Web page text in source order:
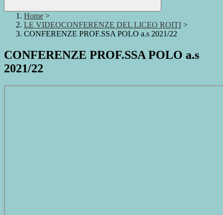
Home >
LE VIDEOCONFERENZE DEL LICEO ROITI >
CONFERENZE PROF.SSA POLO a.s 2021/22
CONFERENZE PROF.SSA POLO a.s
2021/22